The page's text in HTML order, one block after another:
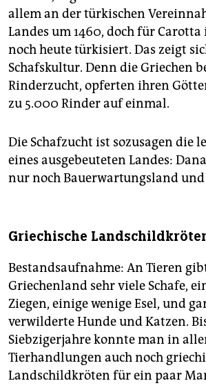
allem an der türkischen
Landes um 1460, doch für
noch heute türkisiert. Das zeigt
Schafskultur. Denn die Griechen
Rinderzucht, opferten ihren
zu 5.000 Rinder auf einmal.
Die Schafzucht ist sozusagen die
eines ausgebeuteten Landes:
nur noch Bauerwartungsland und
Griechische
Bestandsaufnahme: An Tieren
Griechenland sehr viele Schafe,
Ziegen, einige wenige Esel, und
verwilderte Hunde und Katzen.
Siebzigerjahre konnte man in
Tierhandlungen auch noch
Landschildkröten für ein paar